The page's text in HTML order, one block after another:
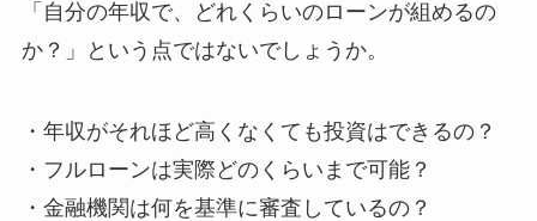
「自分の年収で、どれくらいのローンが組めるの
か？」という点ではないでしょうか。
・年収がそれほど高くなくても投資はできるの？
・フルローンは実際どのくらいまで可能？
・金融機関は何を基準に審査しているの？